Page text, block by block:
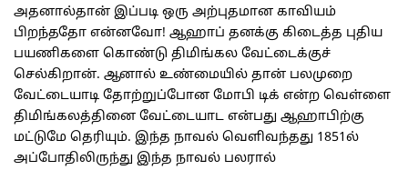
அதனால்தான் இப்படி ஒரு அற்புதமான காவியம்
பிறந்ததோ என்னவோ! ஆஹாப் தனக்கு கிடைத்த புதிய
பயணிகளை கொண்டு திமிங்கல வேட்டைக்குச்
செல்கிறான். ஆனால் உண்மையில் தான் பலமுறை
வேட்டையாடி தோற்றுப்போன மோபி டிக் என்ற வெள்ளை
திமிங்கலத்தினை வேட்டையாட என்பது ஆஹாபிற்கு
மட்டுமே தெரியும். இந்த நாவல் வெளிவந்தது 1851ல்
அப்போதிலிருந்து இந்த நாவல் பலரால்